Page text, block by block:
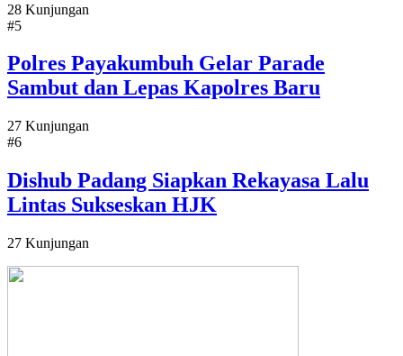
28 Kunjungan
#5
Polres Payakumbuh Gelar Parade
Sambut dan Lepas Kapolres Baru
27 Kunjungan
#6
Dishub Padang Siapkan Rekayasa Lalu
Lintas Sukseskan HJK
27 Kunjungan